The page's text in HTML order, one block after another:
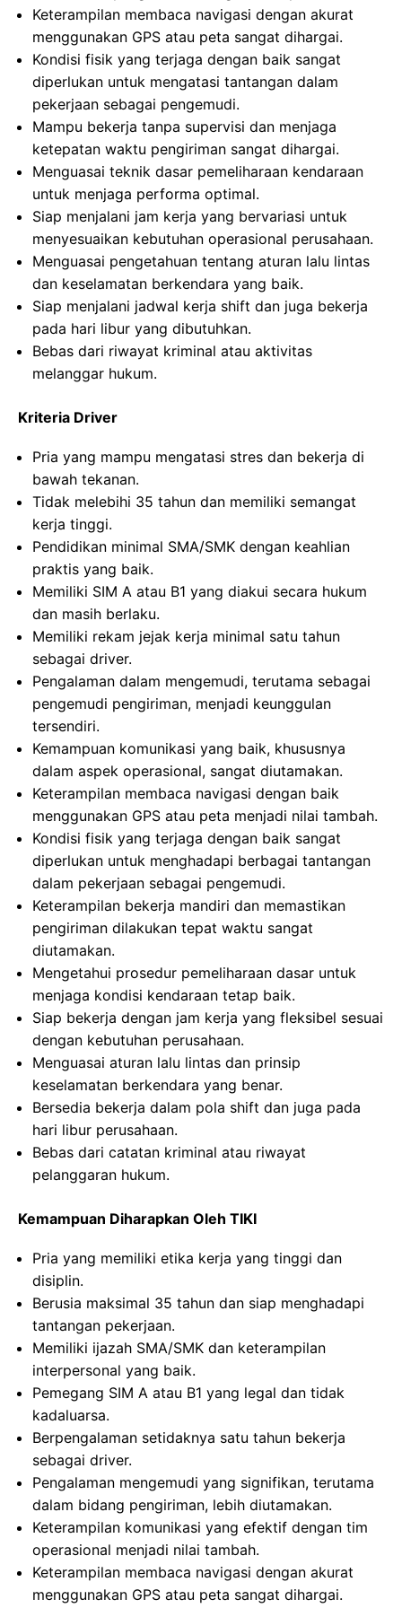
Keterampilan membaca navigasi dengan akurat
menggunakan GPS atau peta sangat dihargai.
Kondisi fisik yang terjaga dengan baik sangat
diperlukan untuk mengatasi tantangan dalam
pekerjaan sebagai pengemudi.
Mampu bekerja tanpa supervisi dan menjaga
ketepatan waktu pengiriman sangat dihargai.
Menguasai teknik dasar pemeliharaan kendaraan
untuk menjaga performa optimal.
Siap menjalani jam kerja yang bervariasi untuk
menyesuaikan kebutuhan operasional perusahaan.
Menguasai pengetahuan tentang aturan lalu lintas
dan keselamatan berkendara yang baik.
Siap menjalani jadwal kerja shift dan juga bekerja
pada hari libur yang dibutuhkan.
Bebas dari riwayat kriminal atau aktivitas
melanggar hukum.
Kriteria Driver
Pria yang mampu mengatasi stres dan bekerja di
bawah tekanan.
Tidak melebihi 35 tahun dan memiliki semangat
kerja tinggi.
Pendidikan minimal SMA/SMK dengan keahlian
praktis yang baik.
Memiliki SIM A atau B1 yang diakui secara hukum
dan masih berlaku.
Memiliki rekam jejak kerja minimal satu tahun
sebagai driver.
Pengalaman dalam mengemudi, terutama sebagai
pengemudi pengiriman, menjadi keunggulan
tersendiri.
Kemampuan komunikasi yang baik, khususnya
dalam aspek operasional, sangat diutamakan.
Keterampilan membaca navigasi dengan baik
menggunakan GPS atau peta menjadi nilai tambah.
Kondisi fisik yang terjaga dengan baik sangat
diperlukan untuk menghadapi berbagai tantangan
dalam pekerjaan sebagai pengemudi.
Keterampilan bekerja mandiri dan memastikan
pengiriman dilakukan tepat waktu sangat
diutamakan.
Mengetahui prosedur pemeliharaan dasar untuk
menjaga kondisi kendaraan tetap baik.
Siap bekerja dengan jam kerja yang fleksibel sesuai
dengan kebutuhan perusahaan.
Menguasai aturan lalu lintas dan prinsip
keselamatan berkendara yang benar.
Bersedia bekerja dalam pola shift dan juga pada
hari libur perusahaan.
Bebas dari catatan kriminal atau riwayat
pelanggaran hukum.
Kemampuan Diharapkan Oleh TIKI
Pria yang memiliki etika kerja yang tinggi dan
disiplin.
Berusia maksimal 35 tahun dan siap menghadapi
tantangan pekerjaan.
Memiliki ijazah SMA/SMK dan keterampilan
interpersonal yang baik.
Pemegang SIM A atau B1 yang legal dan tidak
kadaluarsa.
Berpengalaman setidaknya satu tahun bekerja
sebagai driver.
Pengalaman mengemudi yang signifikan, terutama
dalam bidang pengiriman, lebih diutamakan.
Keterampilan komunikasi yang efektif dengan tim
operasional menjadi nilai tambah.
Keterampilan membaca navigasi dengan akurat
menggunakan GPS atau peta sangat dihargai.